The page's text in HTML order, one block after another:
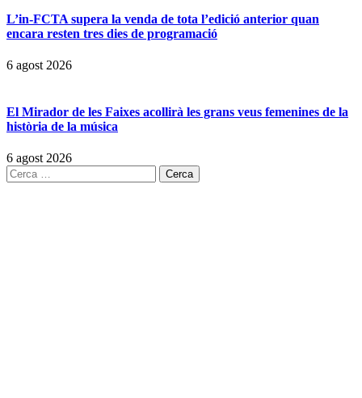
L’in-FCTA supera la venda de tota l’edició anterior quan
encara resten tres dies de programació
6 agost 2026
El Mirador de les Faixes acollirà les grans veus femenines de la
història de la música
6 agost 2026
Cerca: